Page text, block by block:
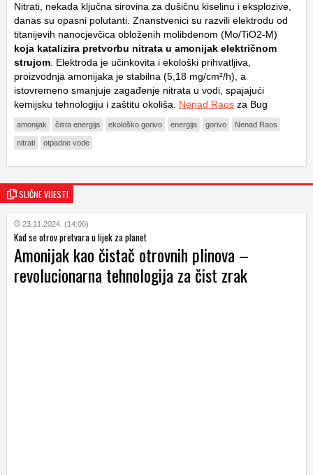
Nitrati, nekada ključna sirovina za dušičnu kiselinu i eksplozive,
danas su opasni polutanti. Znanstvenici su razvili elektrodu od
titanijevih nanocjevčica obloženih molibdenom (Mo/TiO2-M)
koja katalizira pretvorbu nitrata u amonijak električnom
strujom . Elektroda je učinkovita i ekološki prihvatljiva,
proizvodnja amonijaka je stabilna (5,18 mg/cm²/h), a
istovremeno smanjuje zagađenje nitrata u vodi, spajajući
kemijsku tehnologiju i zaštitu okoliša. Nenad Raos za Bug
amonijak čista energija ekološko gorivo energija gorivo Nenad Raos
nitrati otpadne vode
SLIČNE VIJESTI
23.11.2024. (14:00)
Kad se otrov pretvara u lijek za planet
Amonijak kao čistač otrovnih plinova –
revolucionarna tehnologija za čist zrak